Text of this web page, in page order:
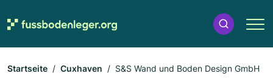
Startseite Cuxhaven S&S Wand und Boden Design GmbH